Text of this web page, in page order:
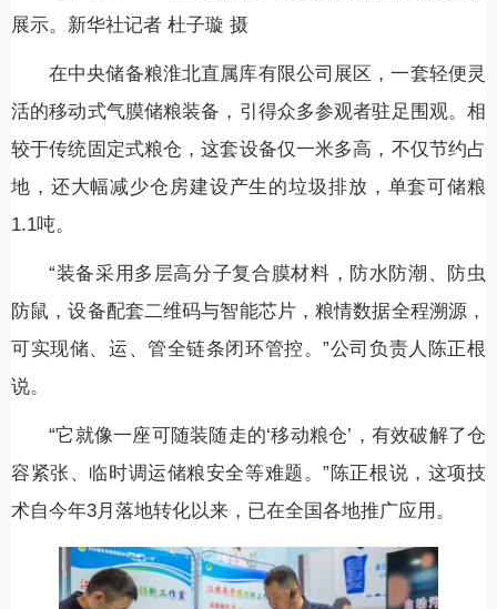
展示。新华社记者 杜子璇 摄
在中央储备粮淮北直属库有限公司展区，一套轻便灵
活的移动式气膜储粮装备，引得众多参观者驻足围观。相
较于传统固定式粮仓，这套设备仅一米多高，不仅节约占
地，还大幅减少仓房建设产生的垃圾排放，单套可储粮
1.1吨。
“装备采用多层高分子复合膜材料，防水防潮、防虫
防鼠，设备配套二维码与智能芯片，粮情数据全程溯源，
可实现储、运、管全链条闭环管控。”公司负责人陈正根
说。
“它就像一座可随装随走的‘移动粮仓’，有效破解了仓
容紧张、临时调运储粮安全等难题。”陈正根说，这项技
术自今年3月落地转化以来，已在全国各地推广应用。